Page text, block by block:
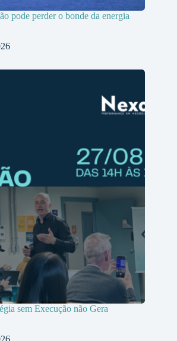
pode perder o bonde da energia
sem Execução não Gera